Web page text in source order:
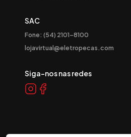
SAC
Fone: (54) 2101-8100
lojavirtual@eletropecas.com
Siga-nos nas redes